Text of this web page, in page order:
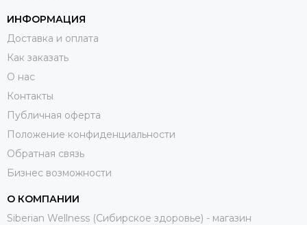
ИНФОРМАЦИЯ
Доставка и оплата
Как заказать
О нас
Контакты
Публичная оферта
Положение конфиденциальности
Обратная связь
Бизнес возможности
О КОМПАНИИ
Siberian Wellness (Сибирское здоровье) - магазин